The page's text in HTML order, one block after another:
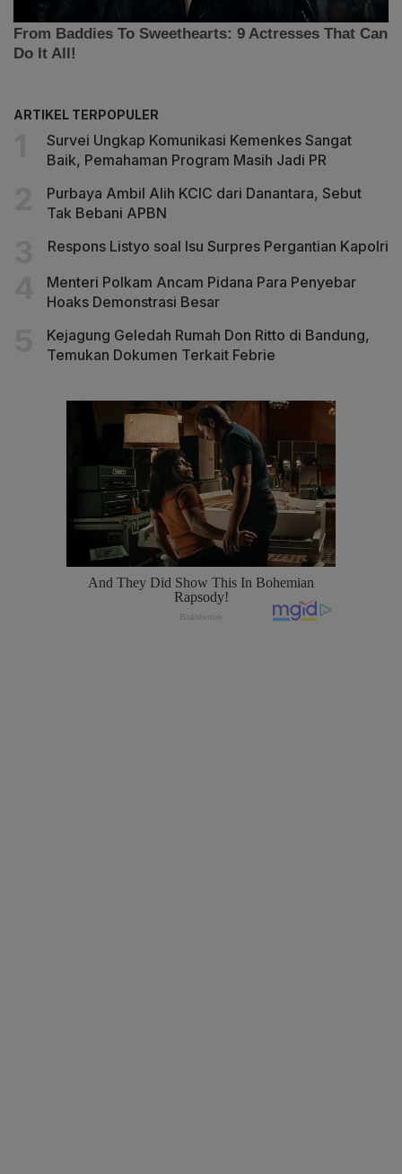
ARTIKEL TERPOPULER
Survei Ungkap Komunikasi Kemenkes Sangat
Baik, Pemahaman Program Masih Jadi PR
Purbaya Ambil Alih KCIC dari Danantara, Sebut
Tak Bebani APBN
Respons Listyo soal Isu Surpres Pergantian Kapolri
Menteri Polkam Ancam Pidana Para Penyebar
Hoaks Demonstrasi Besar
Kejagung Geledah Rumah Don Ritto di Bandung,
Temukan Dokumen Terkait Febrie